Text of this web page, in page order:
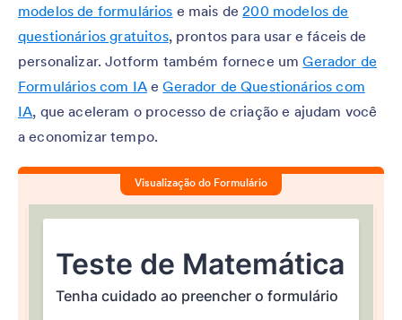
modelos de formulários e mais de200 modelos de
questionários gratuitos, prontos para usar e fáceis de
personalizar. Jotform também fornece umGerador de
Formulários com IAeGerador de Questionários com
IA, que aceleram o processo de criação e ajudam você
a economizar tempo.